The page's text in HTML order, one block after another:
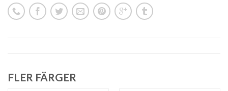
FLER FÄRGER